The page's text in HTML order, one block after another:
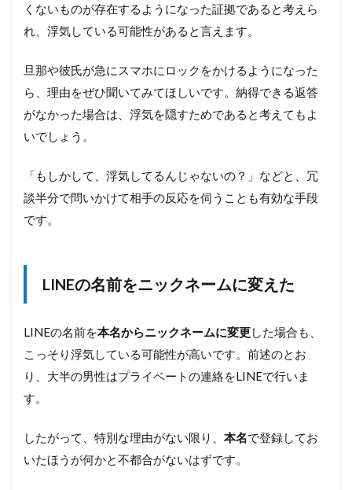
の浮
気の
める
際の
点
6.1
ない
よう
に細
6.2
の証
拠に
なら
ない
物も
違法
行為
くないものが存在するようになった証拠であると考えら
れ、浮気している可能性があると言えます。
旦那や彼氏が急にスマホにロックをかけるようになった
ら、理由をぜひ聞いてみてほしいです。納得できる返答
がなかった場合は、浮気を隠すためであると考えてもよ
いでしょう。
「もしかして、浮気してるんじゃないの？」などと、冗
談半分で問いかけて相手の反応を伺うことも有効な手段
です。
LINEの名前をニックネームに変えた
LINEの名前を本名からニックネームに変更した場合も、
こっそり浮気している可能性が高いです。前述のとお
り、大半の男性はプライベートの連絡をLINEで行いま
す。
したがって、特別な理由がない限り、 本名で登録してお
いたほうが何かと不都合がないはずです。